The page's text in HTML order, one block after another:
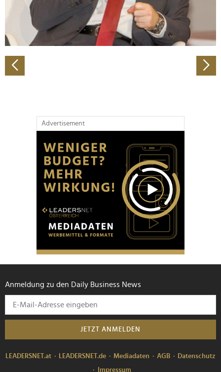
Verwendung unserer Website an unsere Partner für
soziale Medien, Werbung und Analysen weiter. Unsere
Partner führen diese Informationen möglicherweise mit
weiteren Daten zusammen, die Sie ihnen bereitgestellt
gesammelt haben.
Advertisement
Anmeldung zu den Daily Business News
JETZT ANMELDEN
LEADERSNET.at LEADERSNET.de Mediadaten AGB
Datenschutz
Impressum